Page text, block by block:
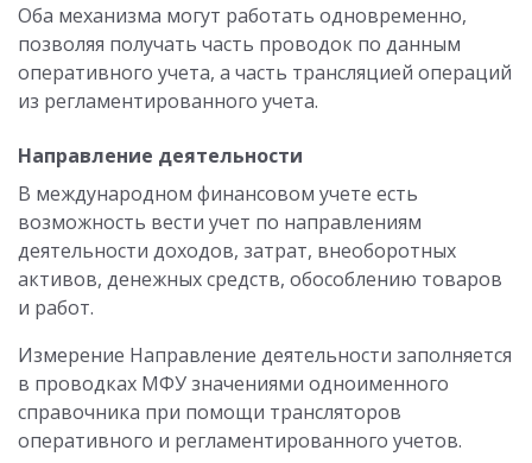
Оба механизма могут работать одновременно,
позволяя получать часть проводок по данным
оперативного учета, а часть трансляцией операций
из регламентированного учета.
Направление деятельности
В международном финансовом учете есть
возможность вести учет по направлениям
деятельности доходов, затрат, внеоборотных
активов, денежных средств, обособлению товаров
и работ.
Измерение Направление деятельности заполняется
в проводках МФУ значениями одноименного
справочника при помощи трансляторов
оперативного и регламентированного учетов.